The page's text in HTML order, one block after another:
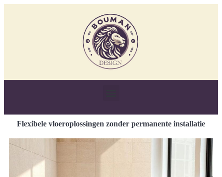
Flexibele vloeroplossingen zonder permanente installatie